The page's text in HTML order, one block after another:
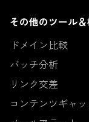
その他のツール＆
ドメイン比較
バッチ分析
リンク交差
コンテンツギャ